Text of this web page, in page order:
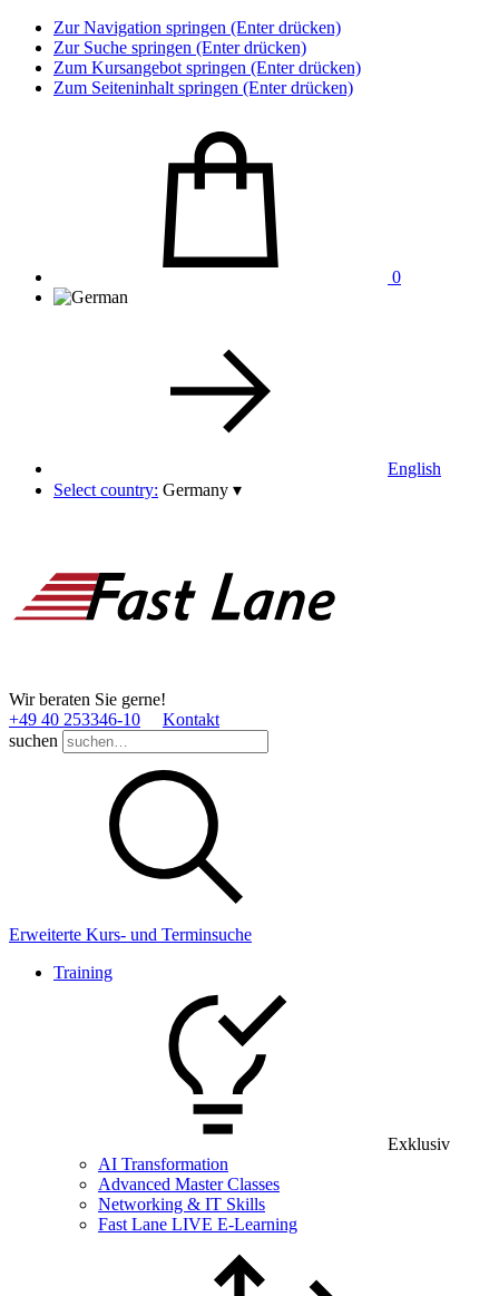
Zur Navigation springen (Enter drücken)
Zur Suche springen (Enter drücken)
Zum Kursangebot springen (Enter drücken)
Zum Seiteninhalt springen (Enter drücken)
0
English
Select country: Germany ▾
Wir beraten Sie gerne!
+49 40 253346­-10
Kontakt
suchen
Erweiterte Kurs- und Terminsuche
Training
Exklusiv
AI Transformation
Advanced Master Classes
Networking & IT Skills
Fast Lane LIVE E-Learning